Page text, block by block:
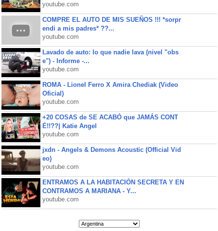
youtube.com
COMPRE EL AUTO DE MIS SUEÑOS !!! *sorpr
endi a mis padres* ??...
youtube.com
Lavado de auto: lo que nadie lava (nivel "obs
e") - Informe -...
youtube.com
ROMA - Lionel Ferro X Amira Chediak (Video
Oficial)
youtube.com
+20 COSAS de SE ACABÓ que JAMÁS CONT
É!!??| Katie Angel
youtube.com
jxdn - Angels & Demons Acoustic (Official Vid
eo)
youtube.com
ENTRAMOS A LA HABITACIÓN SECRETA Y EN
CONTRAMOS A MARIANA - Y...
youtube.com